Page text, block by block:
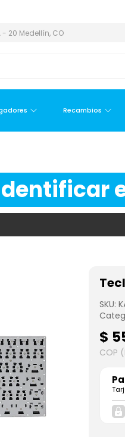
20 Medellín, CO
Recambios
SKU:
$
COP